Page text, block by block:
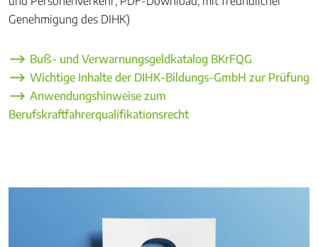
Genehmigung des DIHK)
Buß- und Verwarnungsgeldkatalog BKrFQG
Wichtige Inhalte der DIHK-Bildungs-GmbH zur Prüfung
Anwendungshinweise zum
Berufskraftfahrerqualifikationsrecht